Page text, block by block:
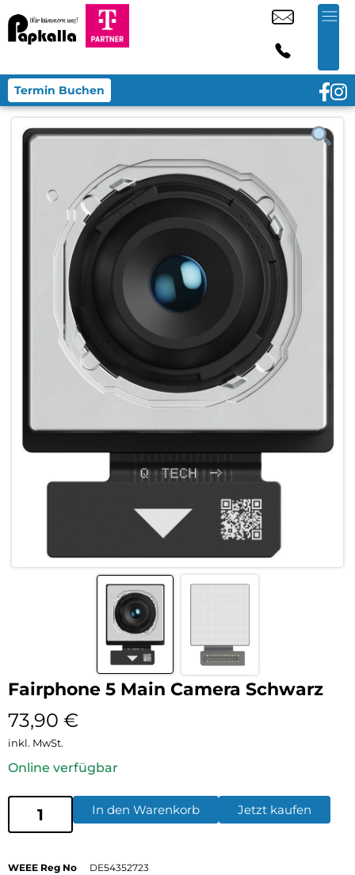
Termin Buchen
Fairphone 5 Main Camera Schwarz
73,90 €
inkl. MwSt.
Online verfügbar
In den Warenkorb Jetzt kaufen
WEEE Reg No
DE54352723